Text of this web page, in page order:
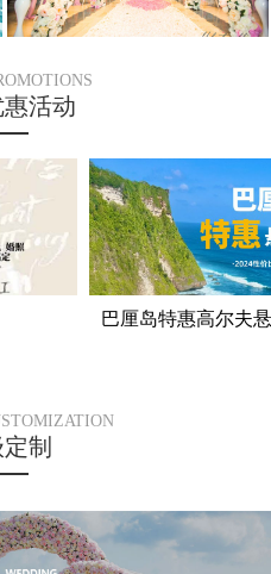
活动
巴厘岛特惠高尔夫
制